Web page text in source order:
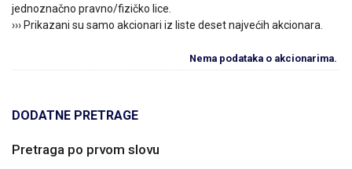
jednoznačno pravno/fizičko lice.
››› Prikazani su samo akcionari iz liste deset najvećih akcionara.
Nema podataka o akcionarima.
DODATNE PRETRAGE
Pretraga po prvom slovu